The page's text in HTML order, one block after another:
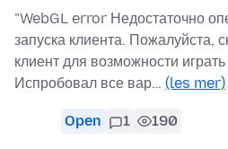
"WebGL error Недостаточно
запуска клиента. Пожалуйста,
клиент для возможности
Испробовал все вар… (les mer)
Open 1 190